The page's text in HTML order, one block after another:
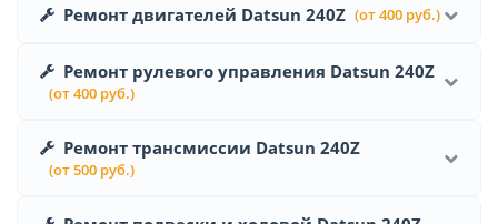
Ремонт двигателей Datsun 240Z (от 400 руб.)
Ремонт рулевого управления Datsun 240Z
(от 400 руб.)
Ремонт трансмиссии Datsun 240Z
(от 500 руб.)